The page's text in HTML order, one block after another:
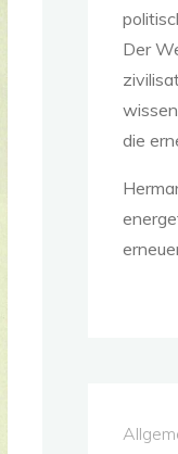
Der
die